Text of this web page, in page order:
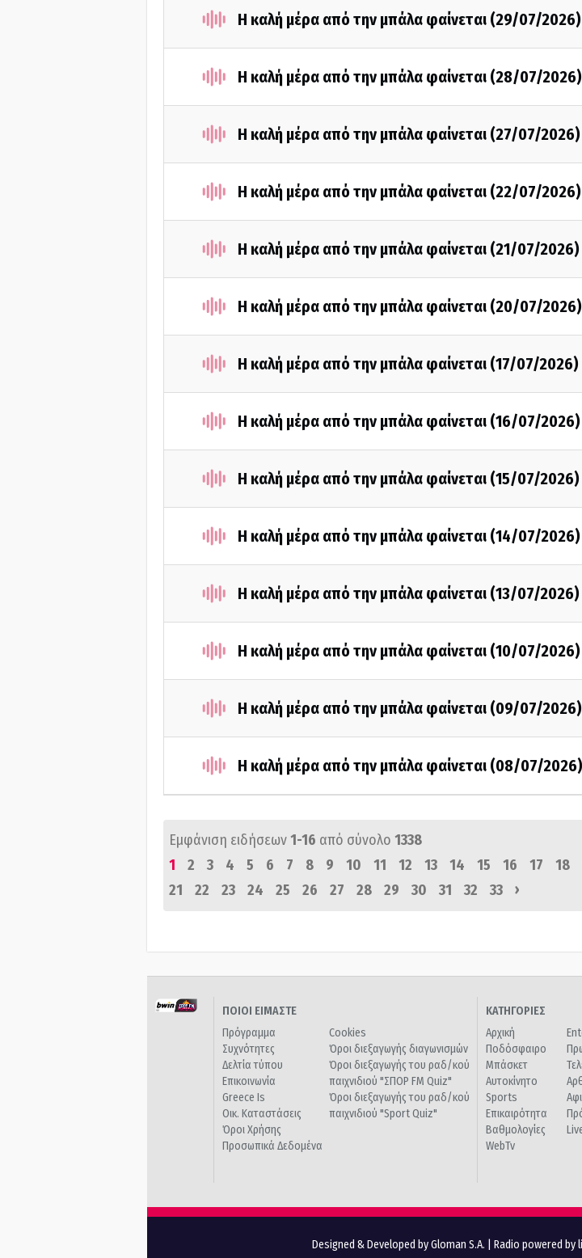
Η καλή μέρα από την μπάλα φαίνεται (29/07/2026)
Η καλή μέρα από την μπάλα φαίνεται (28/07/2026)
Η καλή μέρα από την μπάλα φαίνεται (27/07/2026)
Η καλή μέρα από την μπάλα φαίνεται (22/07/2026)
Η καλή μέρα από την μπάλα φαίνεται (21/07/2026)
Η καλή μέρα από την μπάλα φαίνεται (20/07/2026)
Η καλή μέρα από την μπάλα φαίνεται (17/07/2026)
Η καλή μέρα από την μπάλα φαίνεται (16/07/2026)
Η καλή μέρα από την μπάλα φαίνεται (15/07/2026)
Η καλή μέρα από την μπάλα φαίνεται (14/07/2026)
Η καλή μέρα από την μπάλα φαίνεται (13/07/2026)
Η καλή μέρα από την μπάλα φαίνεται (10/07/2026)
Η καλή μέρα από την μπάλα φαίνεται (09/07/2026)
Η καλή μέρα από την μπάλα φαίνεται (08/07/2026)
Εμφάνιση ειδήσεων1-16 από σύνολο 1338
1
2 3 4 5 6 7 8 9 10 11 12 13 14 15 16 17 18
21
22 23 24 25 26 27 28 29 30 31 32 33 ›
ΠΟΙΟΙ ΕΙΜΑΣΤΕ
Πρόγραμμα
Συχνότητες
Δελτία τύπου
Επικοινωνία
Greece Is
Οικ. Καταστάσεις
Όροι Χρήσης
Προσωπικά Δεδομένα
Cookies
Όροι διεξαγωγής διαγωνισμών
Όροι διεξαγωγής του ραδ/κού
παιχνιδιού "ΣΠΟΡ FM Quiz"
Όροι διεξαγωγής του ραδ/κού
παιχνιδιού "Sport Quiz"
ΚΑΤΗΓΟΡΙΕΣ
Αρχική
Ποδόσφαιρο
Μπάσκετ
Αυτοκίνητο
Sports
Επικαιρότητα
Βαθμολογίες
WebTv
Designed & Developed by Gloman S.A. Radio powered by